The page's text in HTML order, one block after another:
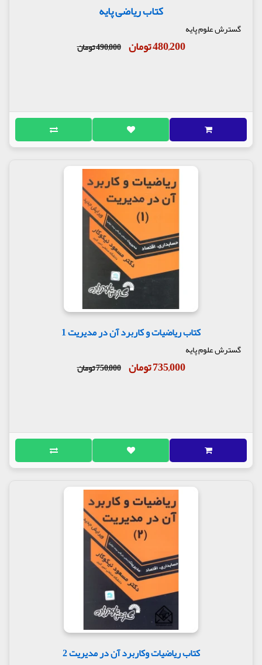
کتاب ریاضی پایه
گسترش علوم پایه
480,200 تومان 490,000 تومان
کتاب ریاضیات و کاربرد آن در مدیریت 1
گسترش علوم پایه
735,000 تومان 750,000 تومان
کتاب ریاضیات وکاربرد آن در مدیریت 2